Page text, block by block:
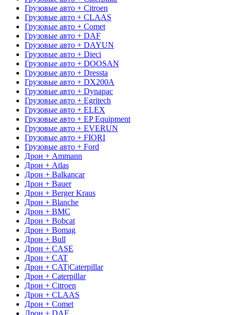
Грузовые авто + Citroen
Грузовые авто + CLAAS
Грузовые авто + Comet
Грузовые авто + DAF
Грузовые авто + DAYUN
Грузовые авто + Dieci
Грузовые авто + DOOSAN
Грузовые авто + Dressta
Грузовые авто + DX200A
Грузовые авто + Dynapac
Грузовые авто + Egritech
Грузовые авто + ELEX
Грузовые авто + EP Equipment
Грузовые авто + EVERUN
Грузовые авто + FIORI
Грузовые авто + Ford
Дрон + Ammann
Дрон + Atlas
Дрон + Balkancar
Дрон + Bauer
Дрон + Berger Kraus
Дрон + Blanche
Дрон + BMC
Дрон + Bobcat
Дрон + Bomag
Дрон + Bull
Дрон + CASE
Дрон + CAT
Дрон + CAT|Caterpillar
Дрон + Caterpillar
Дрон + Citroen
Дрон + CLAAS
Дрон + Comet
Дрон + DAF